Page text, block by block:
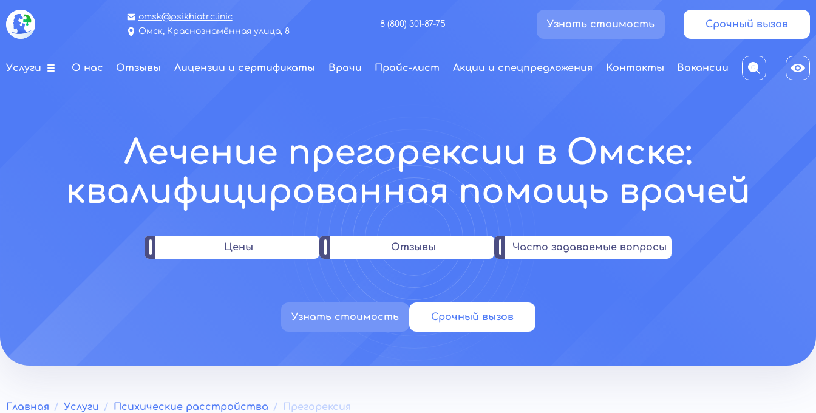
omsk@psikhiatr.clinic
Омск, Краснознамённая улица, 8
8 (800) 301-87-75 Узнать стоимость Срочный вызов
Услуги О нас Отзывы Лицензии и сертификаты Врачи Прайс-лист Акции и спецпредложения Контакты Вакансии
Лечение прегорексии в Омске:
квалифицированная помощь врачей
Цены Отзывы Часто задаваемые вопросы
Узнать стоимость Срочный вызов
Главная Услуги Психические расстройства Прегорексия